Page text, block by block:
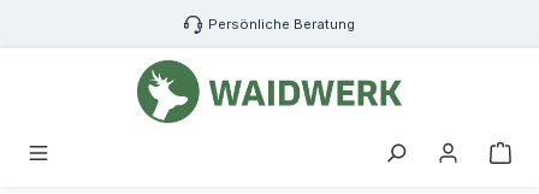
Zum Hauptinhalt springen Persönliche Beratung